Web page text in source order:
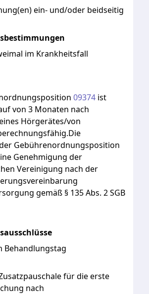
ein- und/oder beidseitig
im Krankheitsfall
09374 ist
von 3 Monaten nach
Hörgerätes/von
Gebührenordnungsposition
Genehmigung der
Vereinigung nach der
gemäß § 135Abs. 2SGB
Behandlungstag
für die erste
nach